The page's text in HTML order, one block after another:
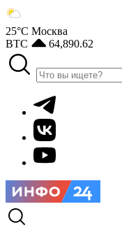
25°С Москва
BTC
64,890.62